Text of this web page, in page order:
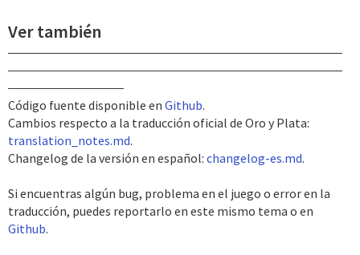
Ver también
Código fuente disponible en Github.
Cambios respecto a la traducción oficial de Oro y Plata:
translation_notes.md.
Changelog de la versión en español: changelog-es.md.
Si encuentras algún bug, problema en el juego o error en la
traducción, puedes reportarlo en este mismo tema o en
Github.